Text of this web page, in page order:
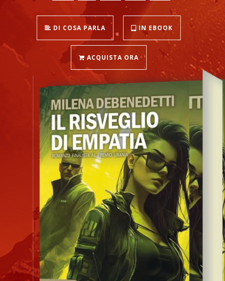
DI COSA PARLA IN EBOOK
ACQUISTA ORA